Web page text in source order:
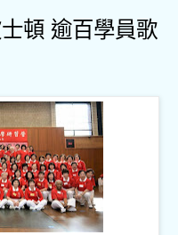
頓 逾百學員歌